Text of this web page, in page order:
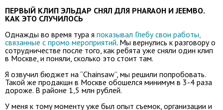
ПЕРВЫЙ КЛИП ЭЛЬДАР СНЯЛ ДЛЯ PHARAOH И JEEMBO.
КАК ЭТО СЛУЧИЛОСЬ
Однажды во время тура я показывал Глебу свои работы,
связанные с промо мероприятий. Мы вернулись к разговору о
сотрудничестве после того, как ребята уже сняли один клип
в Москве, и поняли, сколько это стоит там.
Я озвучил бюджет на “Chainsaw”, мы решили попробовать.
Такой же продакшн в Москве обошелся минимум в 3-4 раза
дороже. В районе 1,5 млн рублей.
У меня к тому моменту уже был опыт съемок, организации и